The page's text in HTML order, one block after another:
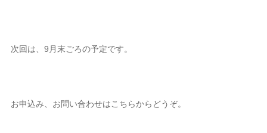
次回は、9月末ごろの予定です。
お申込み、お問い合わせはこちらからどうぞ。